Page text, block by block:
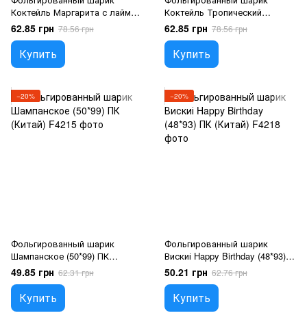
Коктейль Маргарита с лаймом
58 х 84 см (Китай), 1 шт.,
Гелий или воздух, Напої
62.85 грн 78.56 грн
Купить
Коктейль Тропический
напиток в ананасе 53 х 84 смм
(Китай), 1 шт., Гелий или
воздух, Напої
62.85 грн 78.56 грн
Купить
−20%
Фольгированный шарик
Шампанское (50*99) ПК
(Китай), 1 шт., Гелий или
воздух, Напої
49.85 грн 62.31 грн
Купить
−20%
Фольгированный шарик
Вискиі Happy Birthday (48*93)
ПК (Китай), 1 шт., Гелий или
воздух, Напої
50.21 грн 62.76 грн
Купить